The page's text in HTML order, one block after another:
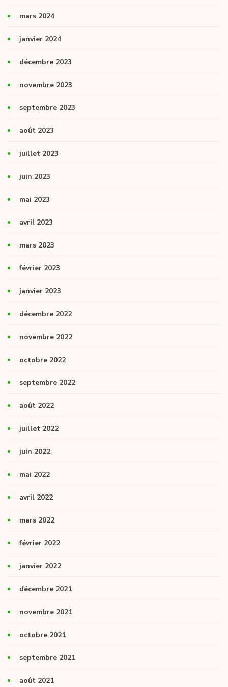
mars 2024
janvier 2024
décembre 2023
novembre 2023
septembre 2023
août 2023
juillet 2023
juin 2023
mai 2023
avril 2023
mars 2023
février 2023
janvier 2023
décembre 2022
novembre 2022
octobre 2022
septembre 2022
août 2022
juillet 2022
juin 2022
mai 2022
avril 2022
mars 2022
février 2022
janvier 2022
décembre 2021
novembre 2021
octobre 2021
septembre 2021
août 2021